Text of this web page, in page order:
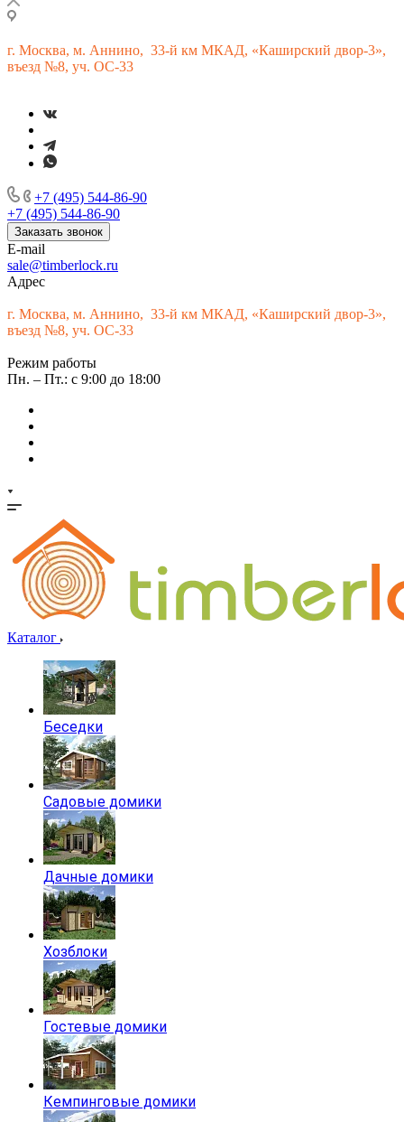
г. Москва, м. Аннино, 33-й км МКАД, «Каширский двор-3»,
въезд №8, уч. ОС-33
+7 (495) 544-86-90
+7 (495) 544-86-90
Заказать звонок
E-mail
sale@timberlock.ru
Адрес
г. Москва, м. Аннино, 33-й км МКАД, «Каширский двор-3»,
въезд №8, уч. ОС-33
Режим работы
Пн. – Пт.: с 9:00 до 18:00
Каталог
Беседки
Садовые домики
Дачные домики
Хозблоки
Гостевые домики
Кемпинговые домики